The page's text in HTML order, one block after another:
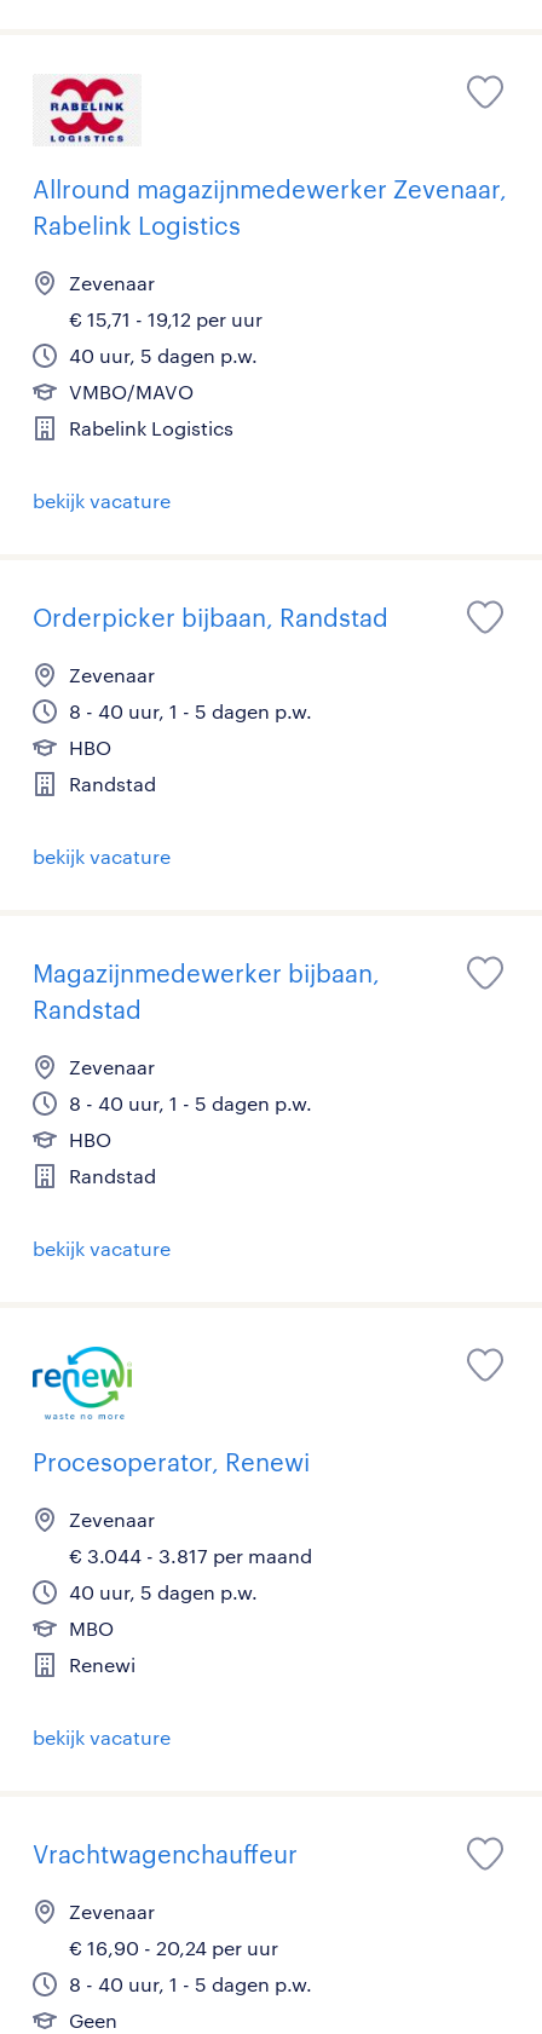
Allround magazijnmedewerker Zevenaar,
Rabelink Logistics
Zevenaar
€ 15,71 - 19,12 per uur
40 uur, 5 dagen p.w.
VMBO/MAVO
Rabelink Logistics
bekijk vacature
Orderpicker bijbaan, Randstad
Zevenaar
8 - 40 uur, 1 - 5 dagen p.w.
HBO
Randstad
bekijk vacature
Magazijnmedewerker bijbaan,
Randstad
Zevenaar
8 - 40 uur, 1 - 5 dagen p.w.
HBO
Randstad
bekijk vacature
Procesoperator, Renewi
Zevenaar
€ 3.044 - 3.817 per maand
40 uur, 5 dagen p.w.
MBO
Renewi
bekijk vacature
Vrachtwagenchauffeur
Zevenaar
€ 16,90 - 20,24 per uur
8 - 40 uur, 1 - 5 dagen p.w.
Geen